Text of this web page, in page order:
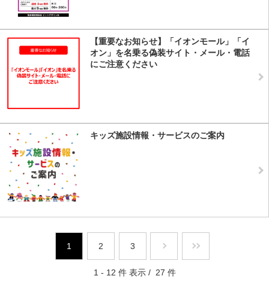
【重要なお知らせ】「イオンモール」「イ
オン」を名乗る偽装サイト・メール・電話
にご注意ください
キッズ施設情報・サービスのご案内
1 2 3
1 - 12 件 表示 / 27 件